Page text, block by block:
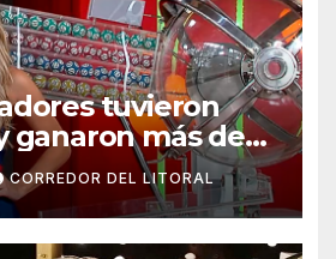
tuvieron
ganaron más de
en el Quini 6
CORREDOR DEL LITORAL